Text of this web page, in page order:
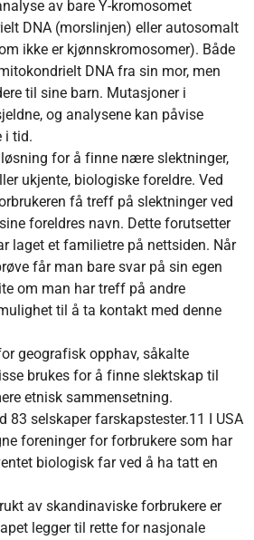
av bare Y-kromosomet
DNA (morslinjen) eller autosomalt
ikke er kjønnskromosomer). Både
DNA fra sin mor, men
til sine barn. Mutasjoner i
og analysene kan påvise
i tid.
løsning for å finne nære slektninger,
ukjente, biologiske foreldre. Ved
få treff på slektninger ved
foreldres navn. Dette forutsetter
laget et familietre på nettsiden. Når
får man bare svar på sin egen
om man har treff på andre
til å ta kontakt med denne
geografisk opphav, såkalte
brukes for å finne slektskap til
etnisk sammensetning.
83 selskaper farskapstester.11 I USA
foreninger for forbrukere som har
biologisk far ved å ha tatt en
av skandinaviske forbrukere er
legger til rette for nasjonale